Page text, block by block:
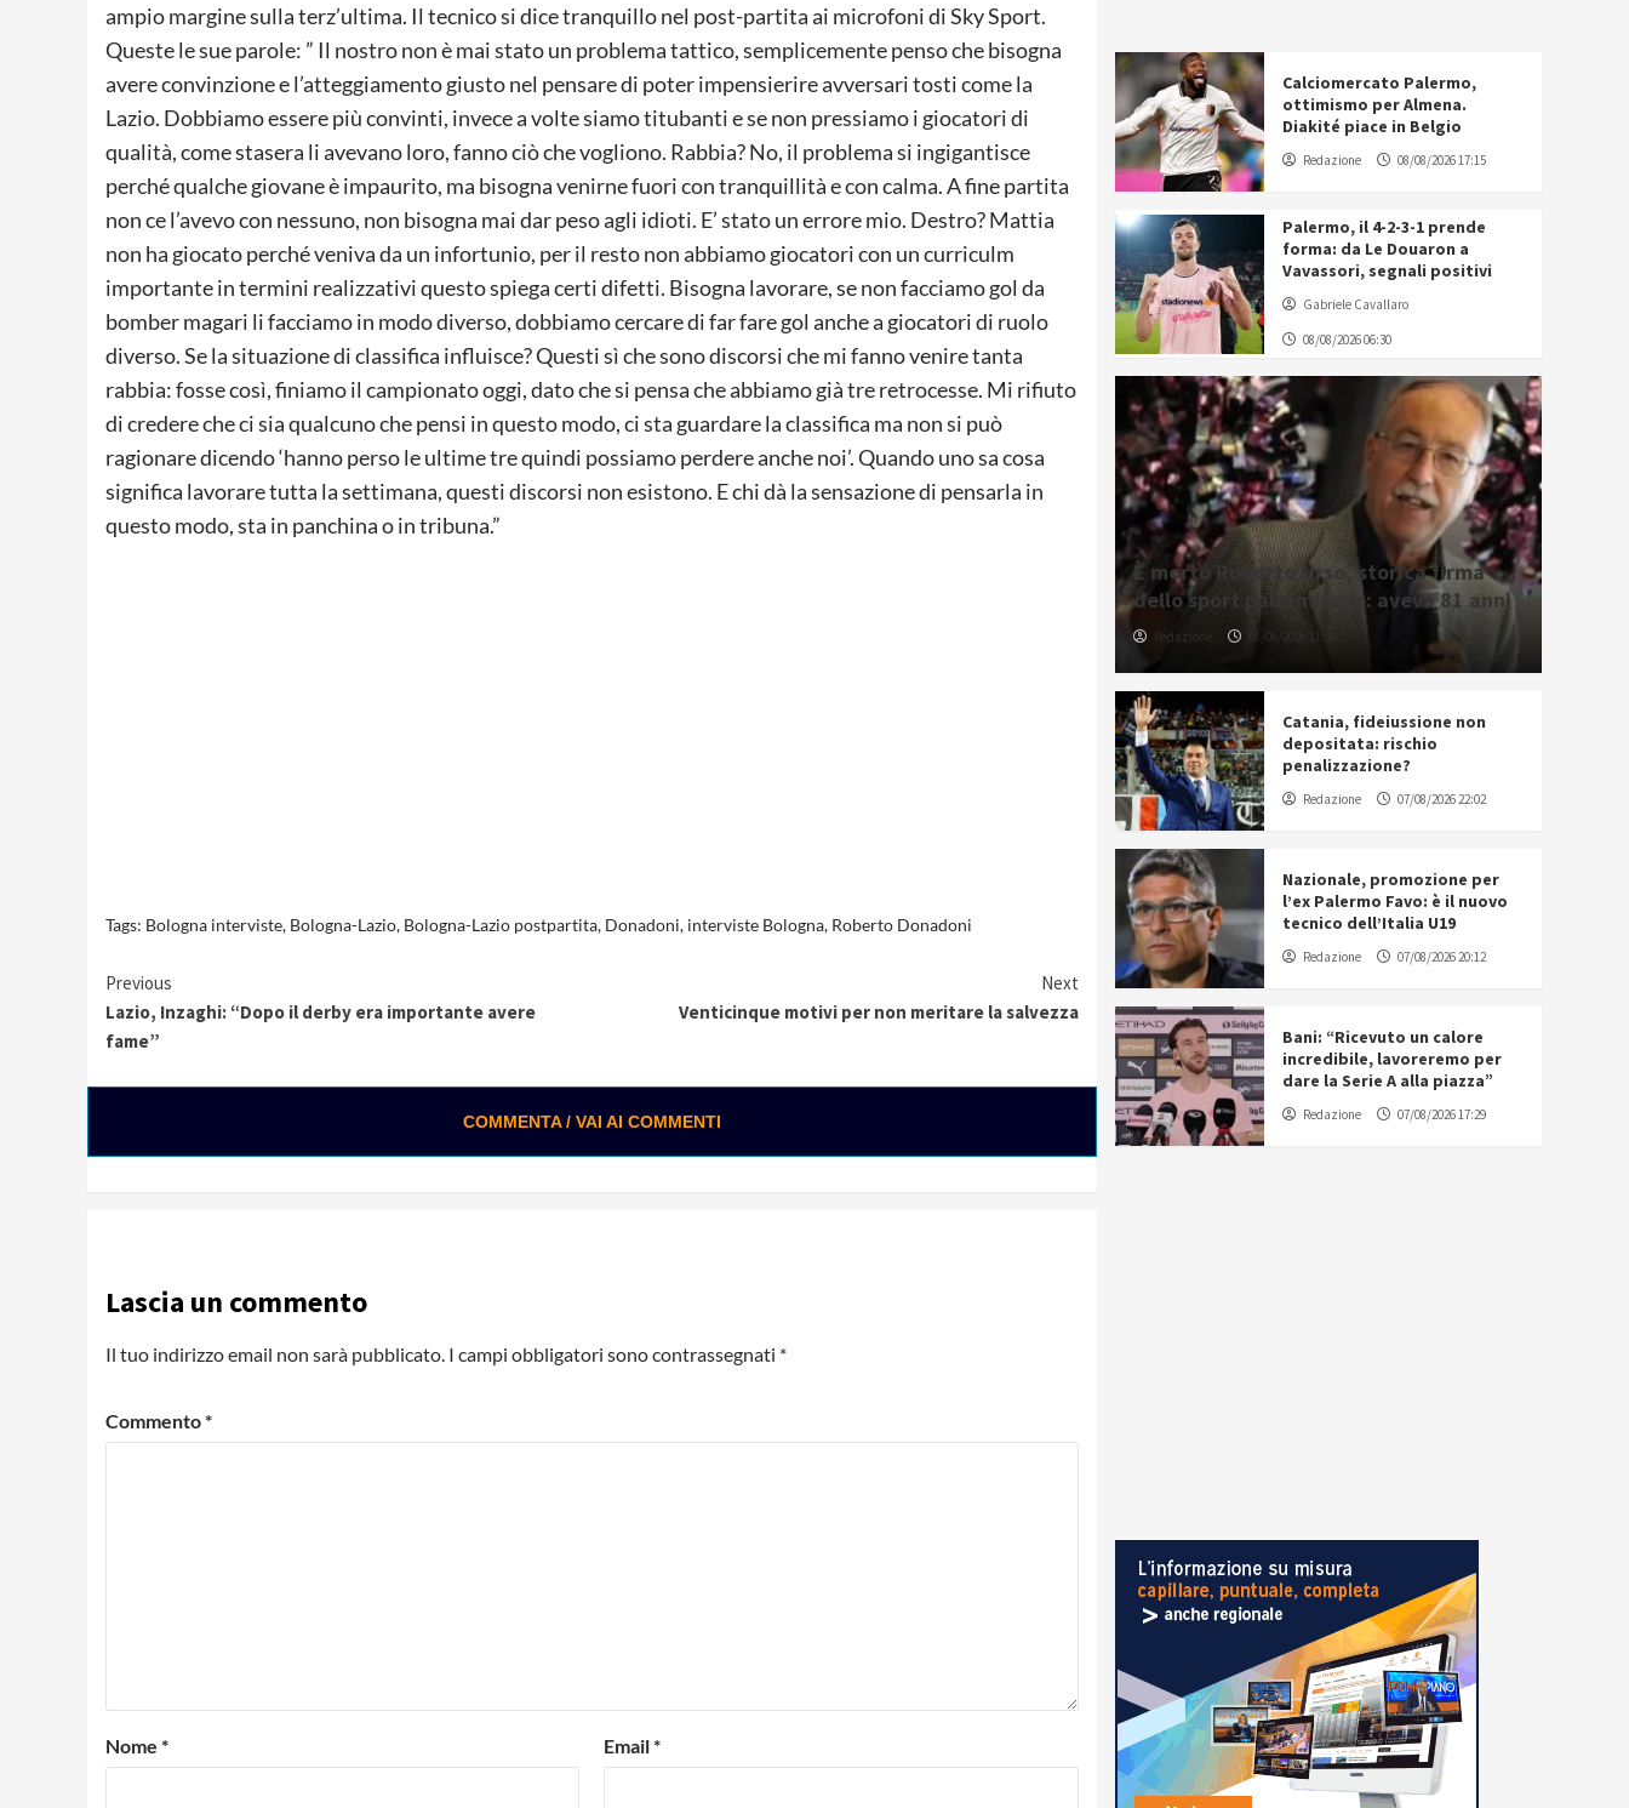
ampio margine sulla terz’ultima. Il tecnico si dice tranquillo nel post-partita ai microfoni di Sky Sport.
Queste le sue parole: ” Il nostro non è mai stato un problema tattico, semplicemente penso che bisogna
avere convinzione e l’atteggiamento giusto nel pensare di poter impensierire avversari tosti come la
Lazio. Dobbiamo essere più convinti, invece a volte siamo titubanti e se non pressiamo i giocatori di
qualità, come stasera li avevano loro, fanno ciò che vogliono. Rabbia? No, il problema si ingigantisce
perché qualche giovane è impaurito, ma bisogna venirne fuori con tranquillità e con calma. A fine partita
non ce l’avevo con nessuno, non bisogna mai dar peso agli idioti. E’ stato un errore mio. Destro? Mattia
non ha giocato perché veniva da un infortunio, per il resto non abbiamo giocatori con un curriculm
importante in termini realizzativi questo spiega certi difetti. Bisogna lavorare, se non facciamo gol da
bomber magari li facciamo in modo diverso, dobbiamo cercare di far fare gol anche a giocatori di ruolo
diverso. Se la situazione di classifica influisce? Questi sì che sono discorsi che mi fanno venire tanta
rabbia: fosse così, finiamo il campionato oggi, dato che si pensa che abbiamo già tre retrocesse. Mi rifiuto
di credere che ci sia qualcuno che pensi in questo modo, ci sta guardare la classifica ma non si può
ragionare dicendo ‘hanno perso le ultime tre quindi possiamo perdere anche noi’. Quando uno sa cosa
significa lavorare tutta la settimana, questi discorsi non esistono. E chi dà la sensazione di pensarla in
questo modo, sta in panchina o in tribuna.”
Tags: Bologna interviste, Bologna-Lazio, Bologna-Lazio postpartita, Donadoni, interviste Bologna, Roberto Donadoni
Continue
Reading
Previous
Lazio, Inzaghi: “Dopo il derby era importante avere
fame”
Next
Venticinque motivi per non meritare la salvezza
COMMENTA / VAI AI COMMENTI
Lascia un commento
Il tuo indirizzo email non sarà pubblicato. I campi obbligatori sono contrassegnati *
Commento*
Nome * Email*
Calciomercato Palermo,
ottimismo per Almena.
Diakité piace in Belgio
Redazione 08/08/2026 17:15
Palermo, il 4-2-3-1 prende
forma: da Le Douaron a
Vavassori, segnali positivi
Gabriele Cavallaro
08/08/2026 06:30
È morto Roberto Urso, storica firma
dello sport palermitano: aveva 81 anni
Redazione 08/08/2026 11:36
Catania, fideiussione non
depositata: rischio
penalizzazione?
Redazione 07/08/2026 22:02
Nazionale, promozione per
l’ex Palermo Favo: è il nuovo
tecnico dell’Italia U19
Redazione 07/08/2026 20:12
Bani: “Ricevuto un calore
incredibile, lavoreremo per
dare la Serie A alla piazza”
Redazione 07/08/2026 17:29